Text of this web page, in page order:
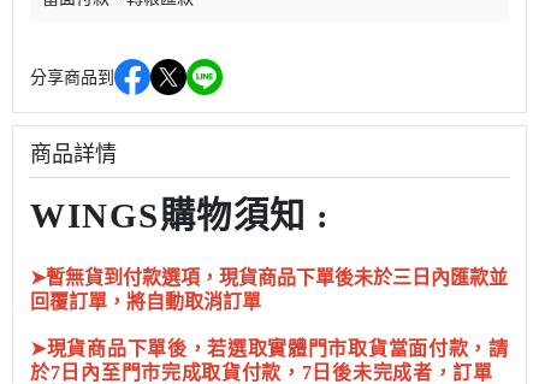
分享商品到
商品詳情
WINGS購物須知 :
➤暫無貨到付款選項，現貨商品下單後未於三日內匯款並
回覆訂單，將自動取消訂單
➤現貨商品下單後，若選取實體門市取貨當面付款，請
於7日內至門市完成取貨付款，7日後未完成者，訂單